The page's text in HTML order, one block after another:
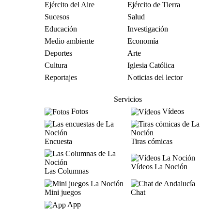
Ejército del Aire
Ejército de Tierra
Sucesos
Salud
Educación
Investigación
Medio ambiente
Economía
Deportes
Arte
Cultura
Iglesia Católica
Reportajes
Noticias del lector
Servicios
Fotos
Vídeos
Encuesta Tiras cómicas
Las Columnas
Vídeos La Noción
Mini juegos
Chat
App